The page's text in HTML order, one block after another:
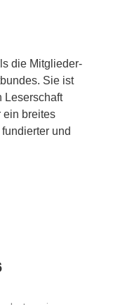
die Mitglieder-
Sie ist
Leserschaft
ein breites
und